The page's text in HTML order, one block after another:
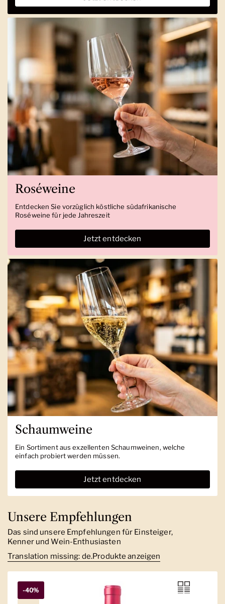
Roséweine
Entdecken Sie vorzüglich köstliche südafrikanische
Roséweine für jede Jahreszeit
Jetzt entdecken
Schaumweine
Ein Sortiment aus exzellenten Schaumweinen, welche
einfach probiert werden müssen.
Jetzt entdecken
Unsere Empfehlungen
Das sind unsere Empfehlungen für Einsteiger,
Kenner und Wein-Enthusiasten
Translation missing: de.Produkte anzeigen
-40%